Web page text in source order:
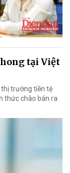
tại Việt
trường tiền tệ
thức chào bán ra